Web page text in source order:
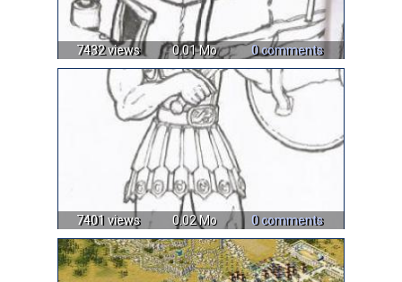
7432 views 0.01 Mo 0 comments
7401 views 0.02 Mo 0 comments